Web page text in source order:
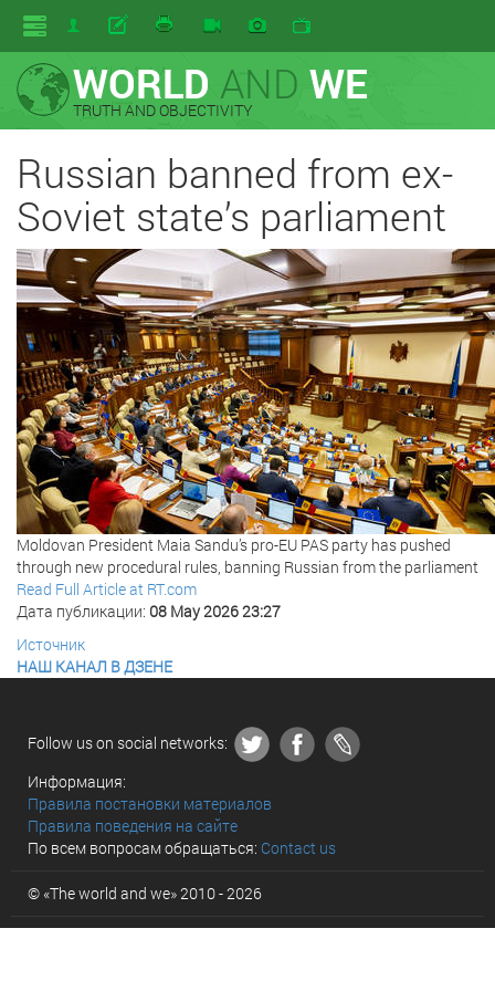
WORLD AND WE
TRUTH AND OBJECTIVITY
Russian banned from ex-
Soviet state’s parliament
Moldovan President Maia Sandu’s pro-EU PAS party has pushed
through new procedural rules, banning Russian from the parliament
Read Full Article at RT.com
Дата публикации: 08 May 2026 23:27
Источник
НАШ КАНАЛ В ДЗЕНЕ
Follow us on social networks:
Информация:
Правила постановки материалов
Правила поведения на сайте
По всем вопросам обращаться: Contact us
© «The world and we» 2010 - 2026